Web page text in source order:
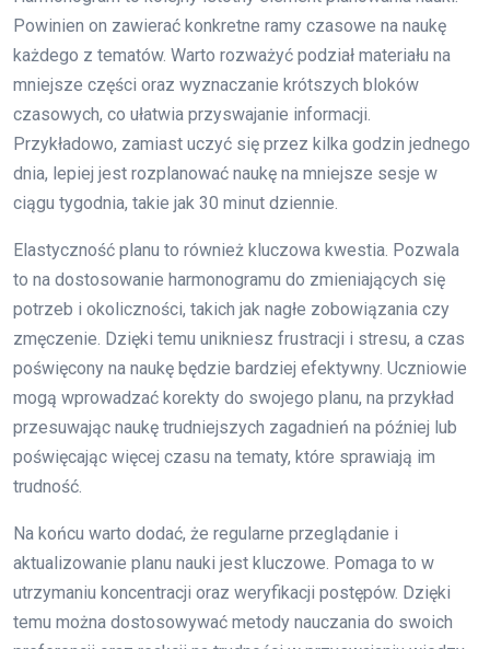
Powinien on zawierać konkretne ramy czasowe na naukę
każdego z tematów. Warto rozważyć podział materiału na
mniejsze części oraz wyznaczanie krótszych bloków
czasowych, co ułatwia przyswajanie informacji.
Przykładowo, zamiast uczyć się przez kilka godzin jednego
dnia, lepiej jest rozplanować naukę na mniejsze sesje w
ciągu tygodnia, takie jak 30 minut dziennie.
Elastyczność planu to również kluczowa kwestia. Pozwala
to na dostosowanie harmonogramu do zmieniających się
potrzeb i okoliczności, takich jak nagłe zobowiązania czy
zmęczenie. Dzięki temu unikniesz frustracji i stresu, a czas
poświęcony na naukę będzie bardziej efektywny. Uczniowie
mogą wprowadzać korekty do swojego planu, na przykład
przesuwając naukę trudniejszych zagadnień na później lub
poświęcając więcej czasu na tematy, które sprawiają im
trudność.
Na końcu warto dodać, że regularne przeglądanie i
aktualizowanie planu nauki jest kluczowe. Pomaga to w
utrzymaniu koncentracji oraz weryfikacji postępów. Dzięki
temu można dostosowywać metody nauczania do swoich